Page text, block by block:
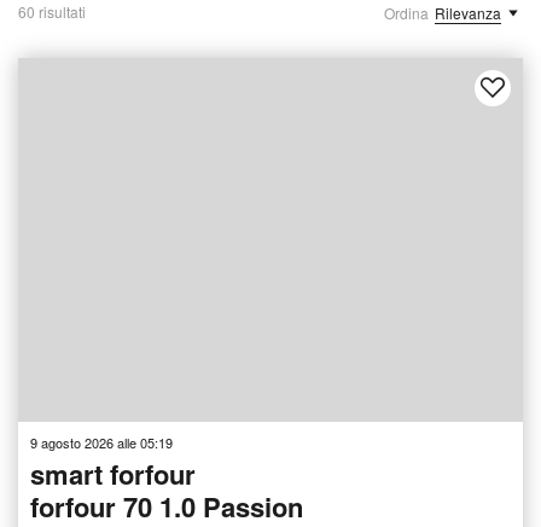
60 risultati Ordina Rilevanza
9 agosto 2026 alle 05:19
smart forfour
forfour 70 1.0 Passion